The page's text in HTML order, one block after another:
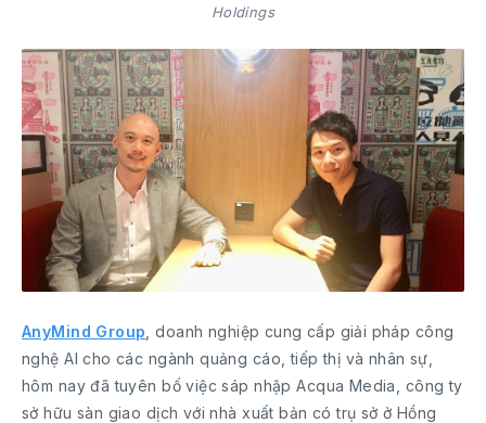
Holdings
AnyMind Group , doanh nghiệp cung cấp giải pháp công
nghệ AI cho các ngành quảng cáo, tiếp thị và nhân sự,
hôm nay đã tuyên bố việc sáp nhập Acqua Media, công ty
sở hữu sàn giao dịch với nhà xuất bản có trụ sở ở Hồng